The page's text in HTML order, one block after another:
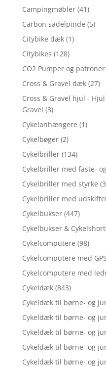
Campingmøbler (41)
Carbon sadelpinde (5)
Citybike dæk (1)
Citybikes (128)
CO2 Pumper og patroner
Cross & Gravel dæk (27)
Cross & Gravel hjul -
Gravel (3)
Cykelanhængere (1)
Cykelbøger (2)
Cykelbriller (134)
Cykelbriller med faste-
Cykelbriller med styrke
Cykelbriller med
Cykelbukser (447)
Cykelbukser &
Cykelcomputere (98)
Cykelcomputere med GPS
Cykelcomputere med
Cykeldæk (843)
Cykeldæk til børne- og
Cykeldæk til børne- og
Cykeldæk til børne- og
Cykeldæk til børne- og
Cykeldæk til børne- og